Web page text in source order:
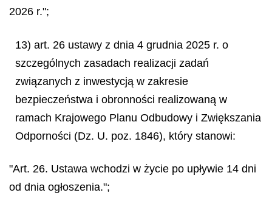
2026 r.";
13) art. 26 ustawy z dnia 4 grudnia 2025 r. o
szczególnych zasadach realizacji zadań
związanych z inwestycją w zakresie
bezpieczeństwa i obronności realizowaną w
ramach Krajowego Planu Odbudowy i Zwiększania
Odporności (Dz. U. poz. 1846), który stanowi:
"Art. 26. Ustawa wchodzi w życie po upływie 14 dni
od dnia ogłoszenia.";